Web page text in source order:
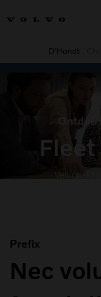
D'Hondt
Veiligheid
Prefix
Nec